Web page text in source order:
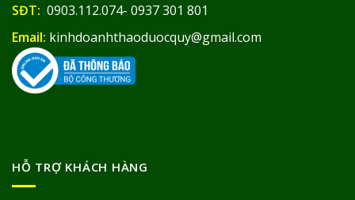
SĐT: 0903.112.074- 0937 301 801
Email: kinhdoanhthaoduocquy@gmail.com
HỖ TRỢ KHÁCH HÀNG